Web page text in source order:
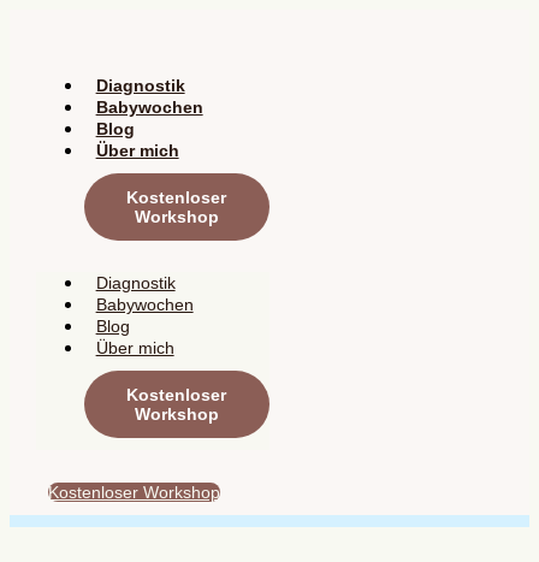
Diagnostik
Babywochen
Blog
Über mich
Kostenloser
Workshop
Diagnostik
Babywochen
Blog
Über mich
Kostenloser
Workshop
Kostenloser Workshop